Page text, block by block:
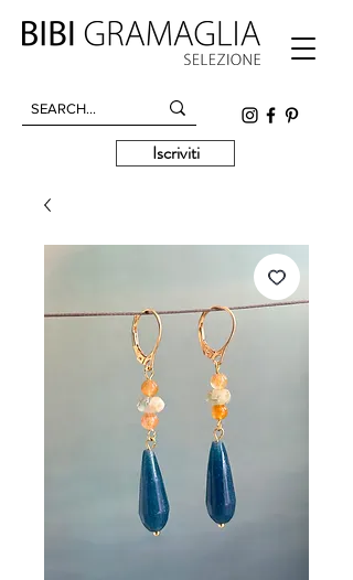
Iscriviti